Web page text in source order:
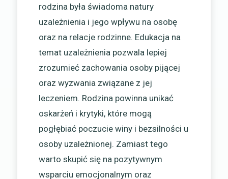
rodzina była świadoma natury
uzależnienia i jego wpływu na osobę
oraz na relacje rodzinne. Edukacja na
temat uzależnienia pozwala lepiej
zrozumieć zachowania osoby pijącej
oraz wyzwania związane z jej
leczeniem. Rodzina powinna unikać
oskarżeń i krytyki, które mogą
pogłębiać poczucie winy i bezsilności u
osoby uzależnionej. Zamiast tego
warto skupić się na pozytywnym
wsparciu emocjonalnym oraz